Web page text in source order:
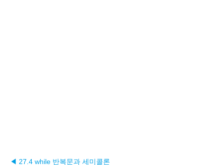
◀ 27.4 while 반복문과 세미콜론